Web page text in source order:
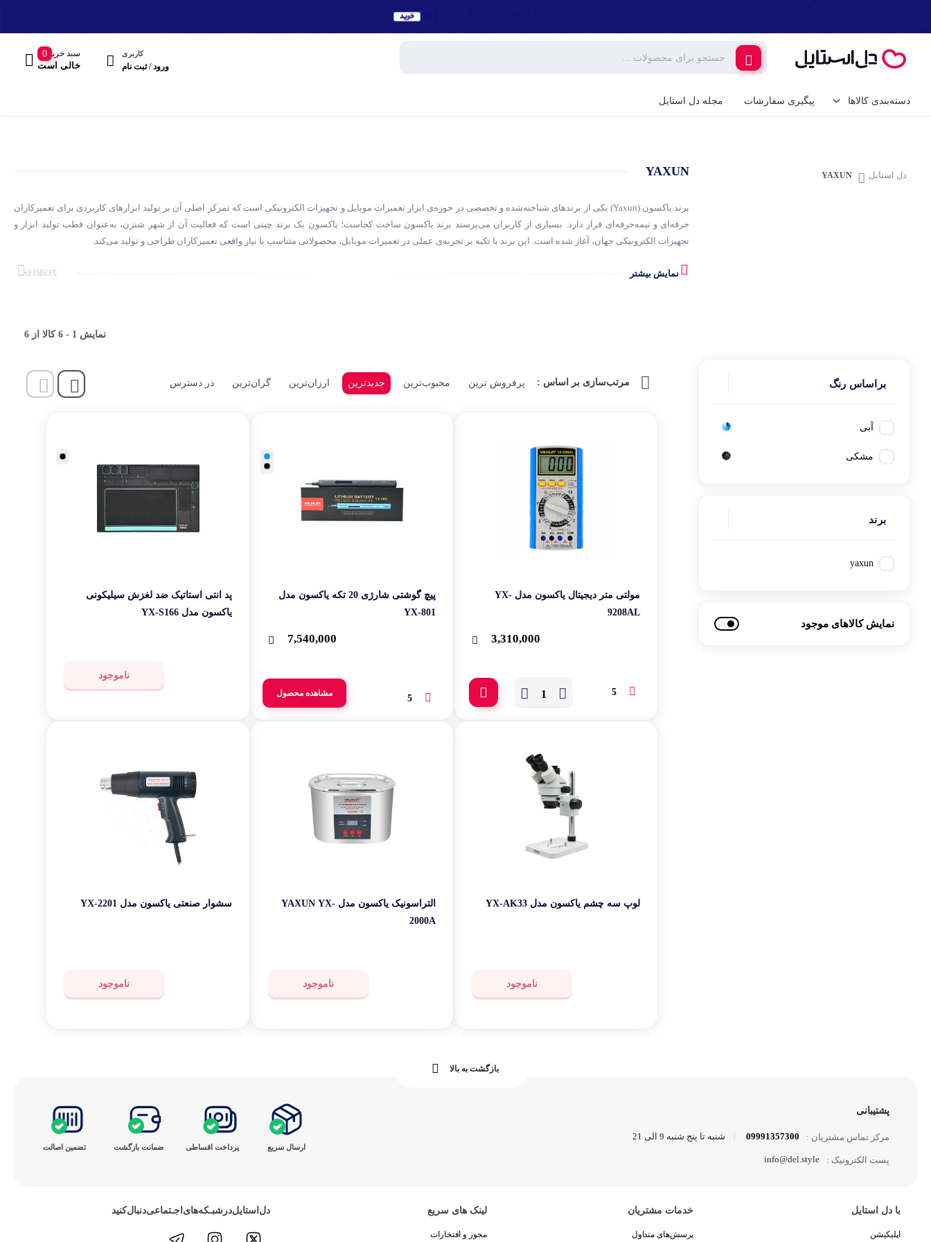
کاربری
ورود / ثبت نام
سبد خرید
خالی است
0
دسته‌بندی کالاها
شارژر و کابل گوشی
شارژر فندکی
پایه نگهدارنده گوشی و تبلت
هارد دیسک اکسترنال
ساعت هوشمند
گیمینگ
پیگیری سفارشات مجله دل استایل
دل استایل YAXUN
YAXUN
برند یاکسون (Yaxun) یکی از برندهای شناخته‌شده و تخصصی در حوزه‌ی ابزار تعمیرات موبایل و تجهیزات الکترونیکی است که تمرکز اصلی آن بر تولید ابزارهای کاربردی برای تعمیرکاران
حرفه‌ای و نیمه‌حرفه‌ای قرار دارد. بسیاری از کاربران می‌پرسند برند یاکسون ساخت کجاست؛ یاکسون یک برند چینی است که فعالیت آن از شهر شنزن، به‌عنوان قطب تولید ابزار و
تجهیزات الکترونیکی جهان، آغاز شده است. این برند با تکیه بر تجربه‌ی عملی در تعمیرات موبایل، محصولاتی متناسب با نیاز واقعی تعمیرکاران طراحی و تولید می‌کند.
ایستگاه‌های لحیم‌کاری، منبع تغذیه دیجیتال، هیتر هوای گرم، مولتی‌متر، لوپ و میکروسکوپ تعمیرات، ست پیچ‌گوشتی دقیق، پنس آنتی‌استاتیک، تیغ و ابزار بازکننده، شابلون ریبال IC و
لحیم‌کاری و عیب‌یابی برد به‌طور گسترده استفاده می‌شوند. حضور مداوم این برند در بازار جهانی و استفاده‌ی عملی توسط تعمیرکاران، نشان‌دهنده‌ی قابل اعتماد بودن محصولات آن در
شرایط کاری واقعی است.
نمایش بیشتر SEOBOX
براساس رنگ
آبی
مشکی
برند
yaxun
نمایش کالاهای موجود
نمایش 1
-
6 کالا از 6
مرتب‌سازی بر اساس : پرفروش ترین محبوب‌ترین جدیدترین ارزان‌ترین گران‌ترین در دسترس
مولتی متر دیجیتال یاکسون مدل YX-
9208AL
3,310,000
5
پیچ گوشتی شارژی 20 تکه یاکسون مدل
YX-801
7,540,000
مشاهده محصول 5
پد انتی استاتیک ضد لغزش سیلیکونی
یاکسون مدل YX-S166
ناموجود
لوپ سه چشم یاکسون مدل YX-AK33
ناموجود
التراسونیک یاکسون مدل YAXUN YX-
2000A
ناموجود
سشوار صنعتی یاکسون مدل YX-2201
ناموجود
بازگشت به بالا
پشتیبانی
مرکز تماس مشتریان : 09991357300 شنبه تا پنج شنبه 9 الی 21
پست الکترونیک : info@del.style
ارسال سریع پرداخت ‌اقساطی ضمانت بازگشت تضمین اصالت
با دل استایل
اپلیکیشن
خدمات مشتریان
پرسش‌های متداول
لینک های سریع
مجوز و افتخارات
دل‌استایل‌در‌‌شبـکه‌های‌اجـتماعی‌دنبال‌کنید